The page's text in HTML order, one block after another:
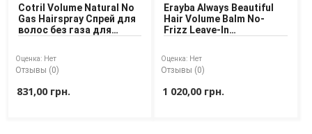
Средства для депиляции
Туалетная вода для тела
Уход для ног
Мужчинам
Cotril Volume Natural No
Gas Hairspray Спрей для
волос без газа для
Оценка: Нет
Отзывы (0)
831,00 грн.
Erayba Always Beautiful
Hair Volume Balm No-
Frizz Leave-In
Оценка: Нет
Отзывы (0)
1 020,00 грн.